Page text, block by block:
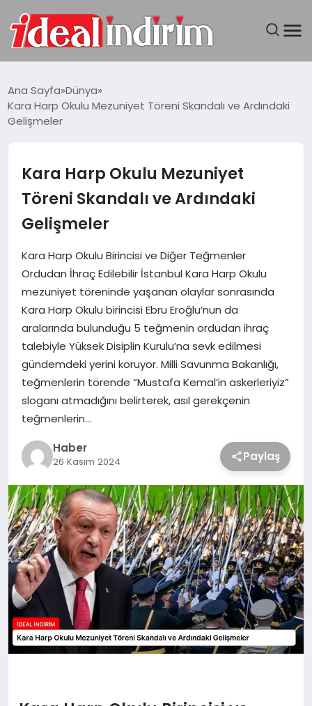
BILGISAYAR
TEKNOLOJI
YAŞAM
Ana Sayfa Dünya
Kara Harp Okulu Mezuniyet Töreni Skandalı ve Ardındaki
Gelişmeler
Kara Harp Okulu Mezuniyet
Töreni Skandalı ve Ardındaki
Gelişmeler
Kara Harp Okulu Birincisi ve Diğer Teğmenler
Ordudan İhraç Edilebilir İstanbul Kara Harp Okulu
mezuniyet töreninde yaşanan olaylar sonrasında
Kara Harp Okulu birincisi Ebru Eroğlu’nun da
aralarında bulunduğu 5 teğmenin ordudan ihraç
talebiyle Yüksek Disiplin Kurulu’na sevk edilmesi
gündemdeki yerini koruyor. Milli Savunma Bakanlığı,
teğmenlerin törende “Mustafa Kemal’in askerleriyiz”
sloganı atmadığını belirterek, asıl gerekçenin
teğmenlerin…
Haber
26 Kasım 2024 Paylaş